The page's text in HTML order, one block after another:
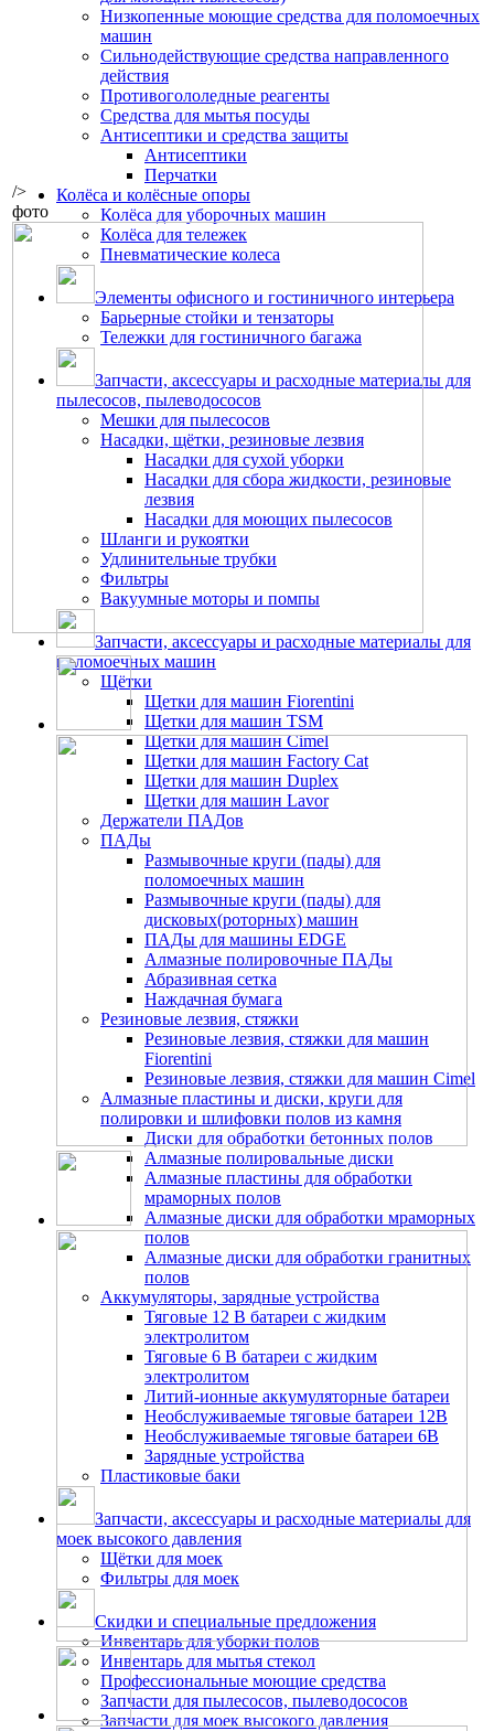
Низкопенные моющие средства для поломоечных
машин
Сильнодействующие средства направленного
действия
Противогололедные реагенты
Средства для мытья посуды
Антисептики и средства защиты
Антисептики
Перчатки
Колёса и колёсные опоры
Колёса для уборочных машин
Колёса для тележек
Пневматические колеса
Элементы офисного и гостиничного интерьера
Барьерные стойки и тензаторы
Тележки для гостиничного багажа
Запчасти, аксессуары и расходные материалы для
пылесосов, пылеводососов
Мешки для пылесосов
Насадки, щётки, резиновые лезвия
Насадки для сухой уборки
Насадки для сбора жидкости, резиновые
лезвия
Насадки для моющих пылесосов
Шланги и рукоятки
Удлинительные трубки
Фильтры
Вакуумные моторы и помпы
Запчасти, аксессуары и расходные материалы для
поломоечных машин
Щётки
Щетки для машин Fiorentini
Щетки для машин TSM
Щетки для машин Cimel
Щетки для машин Factory Cat
Щетки для машин Duplex
Щетки для машин Lavor
Держатели ПАДов
ПАДы
Размывочные круги (пады) для
поломоечных машин
Размывочные круги (пады) для
дисковых(роторных) машин
ПАДы для машины EDGE
Алмазные полировочные ПАДы
Абразивная сетка
Наждачная бумага
Резиновые лезвия, стяжки
Резиновые лезвия, стяжки для машин
Fiorentini
Резиновые лезвия, стяжки для машин Cimel
Алмазные пластины и диски, круги для
полировки и шлифовки полов из камня
Диски для обработки бетонных полов
Алмазные полировальные диски
Алмазные пластины для обработки
мраморных полов
Алмазные диски для обработки мраморных
полов
Алмазные диски для обработки гранитных
полов
Аккумуляторы, зарядные устройства
Тяговые 12 В батареи с жидким
электролитом
Тяговые 6 В батареи с жидким
электролитом
Литий-ионные аккумуляторные батареи
Необслуживаемые тяговые батареи 12В
Необслуживаемые тяговые батареи 6В
Зарядные устройства
Пластиковые баки
Запчасти, аксессуары и расходные материалы для
моек высокого давления
Щётки для моек
Фильтры для моек
Скидки и специальные предложения
Инвентарь для уборки полов
Инвентарь для мытья стекол
Профессиональные моющие средства
Запчасти для пылесосов, пылеводососов
Запчасти для моек высокого давления
/>
фото